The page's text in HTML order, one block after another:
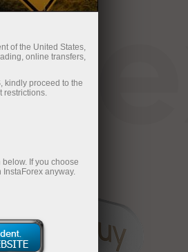
of the United States,
online transfers,
kindly proceed to the
restrictions.
If you choose
anyway.